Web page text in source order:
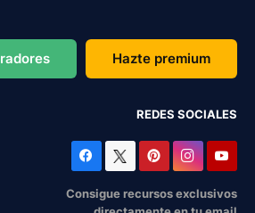
Hazte premium
REDES SOCIALES
Consigue recursos exclusivos